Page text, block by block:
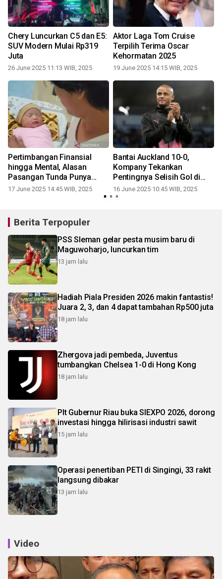
Chery Luncurkan C5 dan E5:
SUV Modern Mulai Rp319
Juta
26 June 2025 11:13 WIB, 2025
Aktor Laga Tom Cruise
Terpilih Terima Oscar
Kehormatan 2025
19 June 2025 14:15 WIB, 2025
Pertimbangan Finansial
hingga Mental, Alasan
Pasangan Tunda Punya
Anak
17 June 2025 14:45 WIB, 2025
Bantai Auckland 10-0,
Kompany Tekankan
Pentingnya Selisih Gol di
Grup Berat
16 June 2025 10:45 WIB, 2025
Berita Terpopuler
PSS Sleman gelar pesta musim baru di
Maguwoharjo, luncurkan tim
13 jam lalu
Hadiah Piala Presiden 2026 makin fantastis!
Juara 2, 3, dan 4 dapat tambahan Rp500 juta
18 jam lalu
Zhergova jadi pembeda, Juventus
tumbangkan Chelsea 1-0 di Hong Kong
18 jam lalu
Plt Gubernur Riau buka SIEXPO 2026, dorong
investasi hingga hilirisasi industri sawit
15 jam lalu
Operasi penertiban PETI di Singingi, 33 rakit
langsung dibakar
13 jam lalu
Video